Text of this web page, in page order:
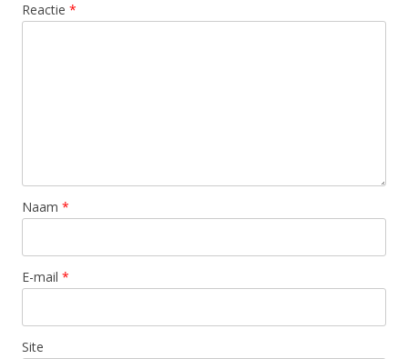
Reactie *
Naam *
E-mail *
Site